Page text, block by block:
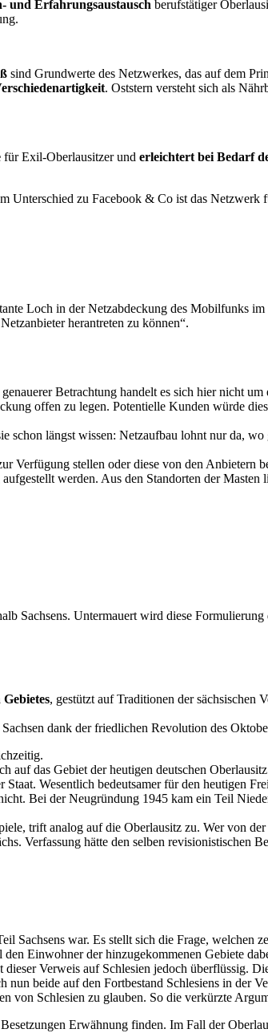
und Erfahrungsaustausch berufstätiger
sind Grundwerte des Netzwerkes, das auf dem
. Oststern versteht sich als
für Exil-Oberlausitzer und erleichtert bei Bedarf
Unterschied zu Facebook & Co ist das Netzwerk
Loch in der Netzabdeckung des Mobilfunks
herantreten zu können“.
Betrachtung handelt es sich hier nicht um
offen zu legen. Potentielle Kunden würde
längst wissen: Netzaufbau lohnt nur da,
Verfügung stellen oder diese von den Anbietern
werden. Aus den Standorten der Masten
Sachsens. Untermauert wird diese
Gebietes, gestützt auf Traditionen der sächsischen
dank der friedlichen Revolution des
auf das Gebiet der heutigen deutschen
Wesentlich bedeutsamer für den heutigen
Bei der Neugründung 1945 kam ein Teil
trift analog auf die Oberlausitz zu. Wer von
Verfassung hätte den selben revisionistischen
Sachsens war. Es stellt sich die Frage, welchen
Einwohner der hinzugekommenen Gebiete
Verweis auf Schlesien jedoch überflüssig.
beide auf den Fortbestand Schlesiens in der
von Schlesien zu glauben. So die verkürzte
Erwähnung finden. Im Fall der